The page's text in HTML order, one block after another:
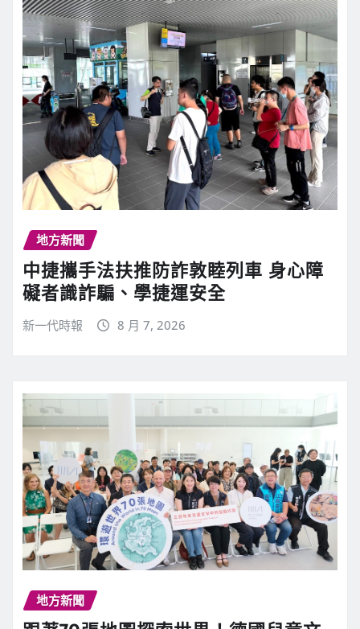
地方新聞
中捷攜手法扶推防詐敦睦列車 身心障
礙者識詐騙、學捷運安全
新一代時報 8 月 7, 2026
地方新聞